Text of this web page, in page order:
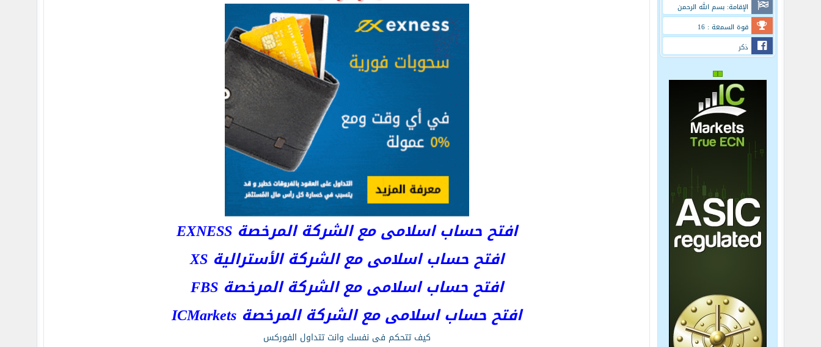
الإقامة: بسم الله الرحمن
الرحيم
قوة السمعة : 16
ذكر
افتح حساب اسلامى مع الشركة المرخصة EXNESS
افتح حساب اسلامى مع الشركة الأسترالية XS
افتح حساب اسلامى مع الشركة المرخصة FBS
افتح حساب اسلامى مع الشركة المرخصة ICMarkets
كيف تتحكم فى نفسك وانت تتداول الفوركس